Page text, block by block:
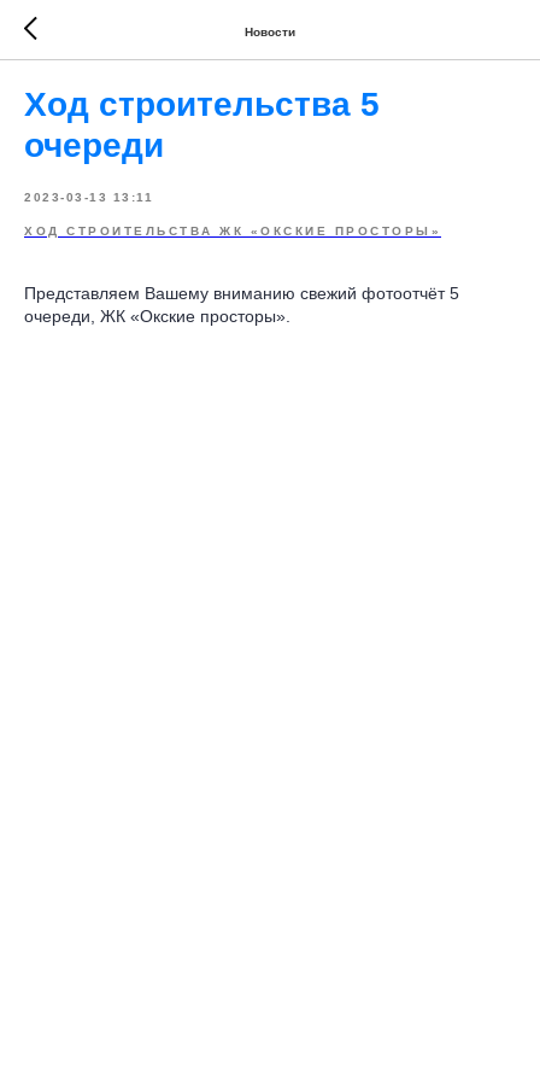
Новости
Ход строительства 5
очереди
2023-03-13 13:11
ХОД СТРОИТЕЛЬСТВА ЖК «ОКСКИЕ ПРОСТОРЫ»
Представляем Вашему вниманию свежий фотоотчёт 5
очереди, ЖК «Окские просторы».